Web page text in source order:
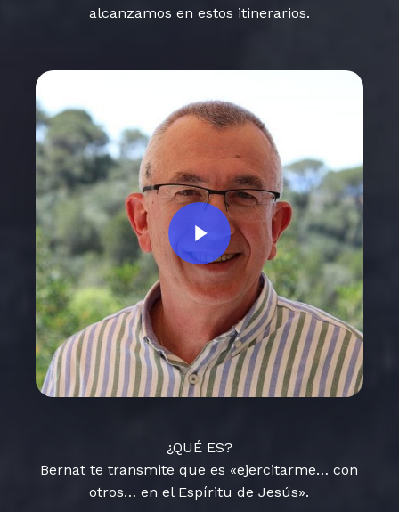
alcanzamos en estos itinerarios.
Play Video
¿QUÉ ES?
Bernat te transmite que es «ejercitarme… con
otros… en el Espíritu de Jesús».